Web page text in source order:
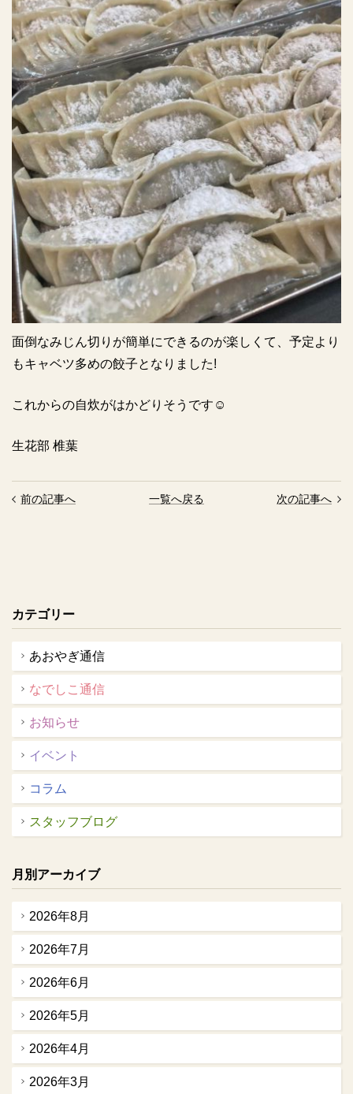
面倒なみじん切りが簡単にできるのが楽しくて、予定より
もキャベツ多めの餃子となりました!
これからの自炊がはかどりそうです☺︎
生花部 椎葉
前の記事へ 一覧へ戻る 次の記事へ
カテゴリー
あおやぎ通信
なでしこ通信
お知らせ
イベント
コラム
スタッフブログ
月別アーカイブ
2026年8月
2026年7月
2026年6月
2026年5月
2026年4月
2026年3月